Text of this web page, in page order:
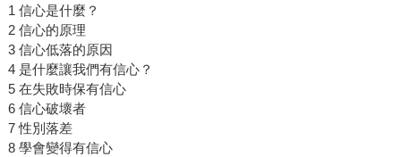
1 信心是什麼？
2 信心的原理
3 信心低落的原因
4 是什麼讓我們有信心？
5 在失敗時保有信心
6 信心破壞者
7 性別落差
8 學會變得有信心